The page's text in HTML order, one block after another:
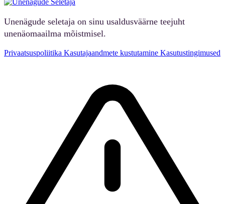
Unenägude seletaja on sinu usaldusväärne teejuht
unenäomaailma mõistmisel.
Privaatsuspoliitika Kasutajaandmete kustutamine Kasutustingimused